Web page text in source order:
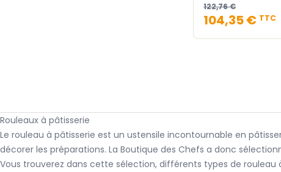
122,76 €
104,35 € TTC
Rouleaux à pâtisserie
Le rouleau à pâtisserie est un ustensile incontournable en
décorer les préparations. La Boutique des Chefs a donc
Vous trouverez dans cette sélection, différents types de rouleau